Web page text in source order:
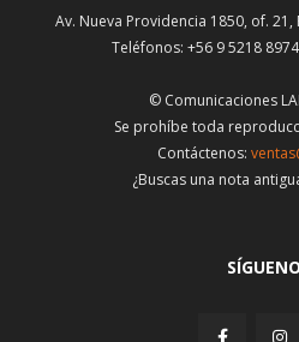
Av. Nueva Providencia 1850, of.
Teléfonos: +56 9 5218
© Comunicaciones
Se prohíbe toda
Contáctenos:
¿Buscas una nota